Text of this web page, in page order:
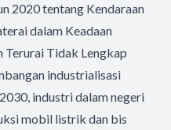
2020 tentang Kendaraan
dalam Keadaan
Terurai Tidak Lengkap
industrialisasi
industri dalam negeri
mobil listrik dan bis